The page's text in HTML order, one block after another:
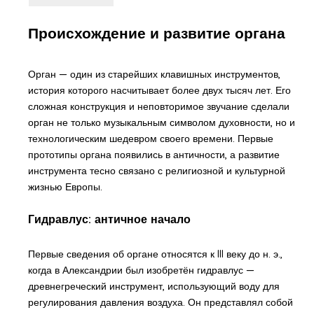
Происхождение и развитие органа
Орган — один из старейших клавишных инструментов,
история которого насчитывает более двух тысяч лет. Его
сложная конструкция и неповторимое звучание сделали
орган не только музыкальным символом духовности, но и
технологическим шедевром своего времени. Первые
прототипы органа появились в античности, а развитие
инструмента тесно связано с религиозной и культурной
жизнью Европы.
Гидравлус: античное начало
Первые сведения об органе относятся к III веку до н. э.,
когда в Александрии был изобретён гидравлус —
древнегреческий инструмент, использующий воду для
регулирования давления воздуха. Он представлял собой